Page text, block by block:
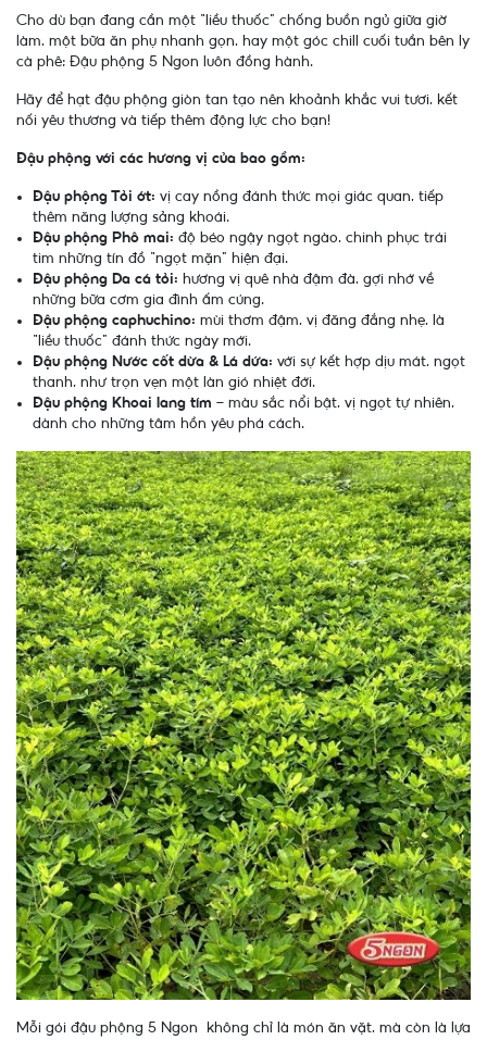
Cho dù bạn đang cần một “liều thuốc” chống buồn ngủ giữa giờ
làm, một bữa ăn phụ nhanh gọn, hay một góc chill cuối tuần bên ly
cà phê; Đậu phộng 5 Ngon luôn đồng hành.
Hãy để hạt đậu phộng giòn tan tạo nên khoảnh khắc vui tươi, kết
nối yêu thương và tiếp thêm động lực cho bạn!
Đậu phộng với các hương vị của bao gồm:
Đậu phộng Tỏi ớt: vị cay nồng đánh thức mọi giác quan, tiếp
thêm năng lượng sảng khoái.
Đậu phộng Phô mai: độ béo ngậy ngọt ngào, chinh phục trái
tim những tín đồ “ngọt mặn” hiện đại.
Đậu phộng Da cá tỏi: hương vị quê nhà đậm đà, gợi nhớ về
những bữa cơm gia đình ấm cúng.
Đậu phộng caphuchino: mùi thơm đậm, vị đăng đắng nhẹ, là
“liều thuốc” đánh thức ngày mới.
Đậu phộng Nước cốt dừa & Lá dứa: với sự kết hợp dịu mát, ngọt
thanh, như trọn vẹn một làn gió nhiệt đới.
Đậu phộng Khoai lang tím – màu sắc nổi bật, vị ngọt tự nhiên,
dành cho những tâm hồn yêu phá cách.
Mỗi gói đậu phộng 5 Ngon không chỉ là món ăn vặt, mà còn là lựa